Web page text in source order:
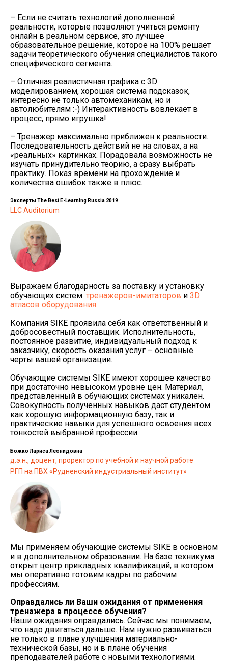
– Если не считать технологий дополненной
реальности, которые позволяют учиться ремонту
онлайн в реальном сервисе, это лучшее
образовательное решение, которое на 100% решает
задачи теоретического обучения специалистов такого
специфического сегмента.
– Отличная реалистичная графика с 3D
моделированием, хорошая система подсказок,
интересно не только автомеханикам, но и
автолюбителям :-) Интерактивность вовлекает в
процесс, прямо игрушка!
– Тренажер максимально приближен к реальности.
Последовательность действий не на словах, а на
«реальных» картинках. Порадовала возможность не
изучать принудительно теорию, а сразу выбрать
практику. Показ времени на прохождение и
количества ошибок также в плюс.
Эксперты The Best E-Learning Russia 2019
LLC Auditorium
Выражаем благодарность за поставку и установку
обучающих систем: тренажеров-имитаторов и 3D
атласов оборудования.
Компания SIKE проявила себя как ответственный и
добросовестный поставщик. Исполнительность,
постоянное развитие, индивидуальный подход к
заказчику, скорость оказания услуг – основные
черты вашей организации.
Обучающие системы SIKE имеют хорошее качество
при достаточно невысоком уровне цен. Материал,
представленный в обучающих системах уникален.
Совокупность полученных навыков даст студентом
как хорошую информационную базу, так и
практические навыки для успешного освоения всех
тонкостей выбранной профессии.
Божко Лариса Леонидовна
д.э.н., доцент, проректор по учебной и научной работе
РГП на ПВХ «Рудненский индустриальный институт»
Мы применяем обучающие системы SIKE в основном
и в дополнительном образовании. На базе техникума
открыт центр прикладных квалификаций, в котором
мы оперативно готовим кадры по рабочим
профессиям.
Оправдались ли Ваши ожидания от применения
тренажера в процессе обучения?
Наши ожидания оправдались. Сейчас мы понимаем,
что надо двигаться дальше. Нам нужно развиваться
не только в плане улучшения материально-
технической базы, но и в плане обучения
преподавателей работе с новыми технологиями.